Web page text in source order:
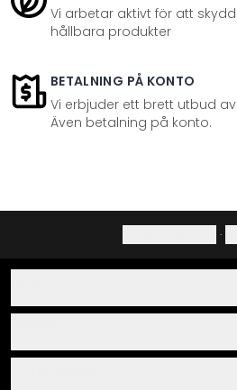
Vi arbetar aktivt för att
hållbara produkter
BETALNING PÅ KONTO
Vi erbjuder ett brett utbud
Även betalning på konto.
·
Om oss